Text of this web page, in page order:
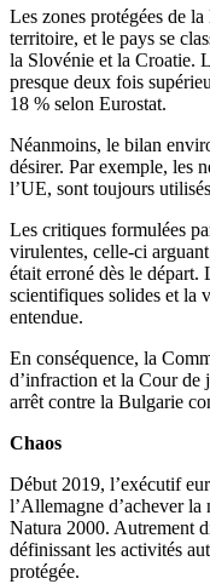
Les zones protégées de
territoire, et le pays se
la Slovénie et la Croatie.
presque deux fois
18 % selon Eurostat.
Néanmoins, le bilan
désirer. Par exemple, les
l’UE, sont toujours
Les critiques formulées
virulentes, celle-ci
était erroné dès le départ.
scientifiques solides et la
entendue.
En conséquence, la
d’infraction et la Cour de
arrêt contre la Bulgarie
Chaos
Début 2019, l’exécutif
l’Allemagne d’achever
Natura 2000. Autrement
définissant les activités
protégée.